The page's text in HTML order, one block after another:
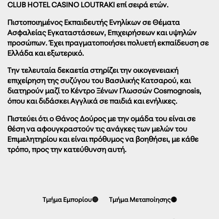
CLUB HOTEL CASINO LOUTRAKI επί σειρά ετών.
Πιστοποιημένος Εκπαιδευτής Ενηλίκων σε Θέματα
Ασφαλείας Εγκαταστάσεων, Επιχειρήσεων και υψηλών
προσώπων. Έχει πραγματοποιήσει πολυετή εκπαίδευση σε
Ελλάδα και εξωτερικό.
Την τελευταία δεκαετία στηρίζει την οικογενειακή
επιχείρηση της συζύγου του Βασιλικής Κατσαρού, και
διατηρούν μαζί το Κέντρο Ξένων Γλωσσών Cosmognosis,
όπου και διδάσκει Αγγλικά σε παιδιά και ενήλικες.
Πιστεύει ότι ο Θάνος Δούρος με την ομάδα του είναι σε
θέση να αφουγκραστούν τις ανάγκες των μελών του
Επιμελητηρίου και είναι πρόθυμος να βοηθήσει, με κάθε
τρόπο, προς την κατεύθυνση αυτή.
Τμήμα Εμπορίου🔵 Τμήμα Μεταποίησης🟡